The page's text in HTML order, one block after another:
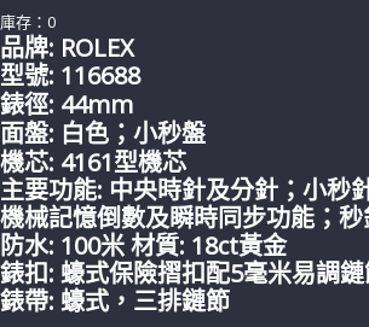
庫存：0
品牌: ROLEX
型號: 116688
錶徑: 44mm
面盤: 白色；小秒盤
機芯: 4161型機芯
主要功能: 中央時針及分針；小秒
機械記憶倒數及瞬時同步功能；
防水: 100米 材質: 18ct黃金
錶扣: 蠔式保險摺扣配5毫米易調
錶帶: 蠔式，三排鏈節